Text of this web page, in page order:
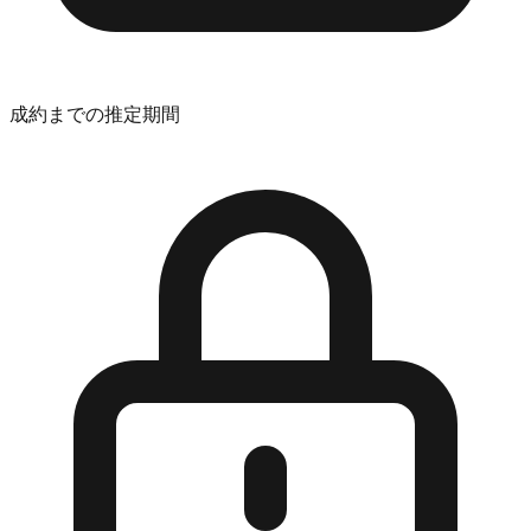
成約までの推定期間